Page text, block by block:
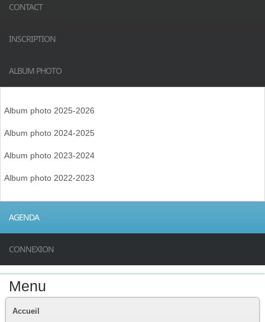
CONTACT
INSCRIPTION
ALBUM PHOTO
Album photo 2025-2026
Album photo 2024-2025
Album photo 2023-2024
Album photo 2022-2023
AGENDA
CONNEXION
Menu
Accueil